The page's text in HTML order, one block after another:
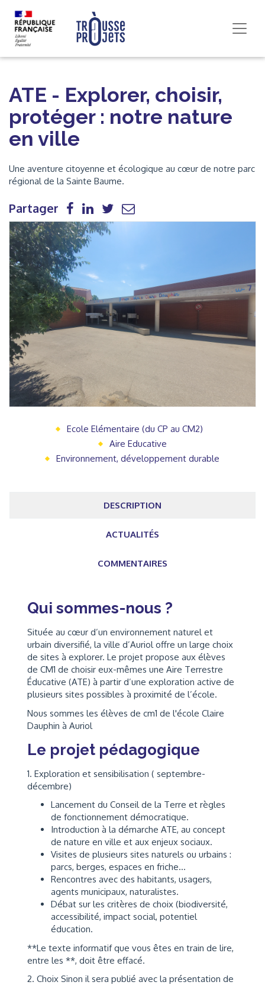
ATE - Explorer, choisir,
protéger : notre nature
en ville
Une aventure citoyenne et écologique au cœur de notre parc
régional de la Sainte Baume.
Partager
Ecole Elémentaire (du CP au CM2)
Aire Educative
Environnement, développement durable
DESCRIPTION
ACTUALITÉS
COMMENTAIRES
Qui sommes-nous ?
Située au cœur d’un environnement naturel et
urbain diversifié, la ville d’Auriol offre un large choix
de sites à explorer. Le projet propose aux élèves
de CM1 de choisir eux-mêmes une Aire Terrestre
Éducative (ATE) à partir d’une exploration active de
plusieurs sites possibles à proximité de l’école.
Nous sommes les élèves de cm1 de l'école Claire
Dauphin à Auriol
Le projet pédagogique
1. Exploration et sensibilisation ( septembre-
décembre)
Lancement du Conseil de la Terre et règles
de fonctionnement démocratique.
Introduction à la démarche ATE, au concept
de nature en ville et aux enjeux sociaux.
Visites de plusieurs sites naturels ou urbains :
parcs, berges, espaces en friche…
Rencontres avec des habitants, usagers,
agents municipaux, naturalistes.
Débat sur les critères de choix (biodiversité,
accessibilité, impact social, potentiel
éducation.
**Le texte informatif que vous êtes en train de lire,
entre les **, doit être effacé.
2. Choix Sinon il sera publié avec la présentation de